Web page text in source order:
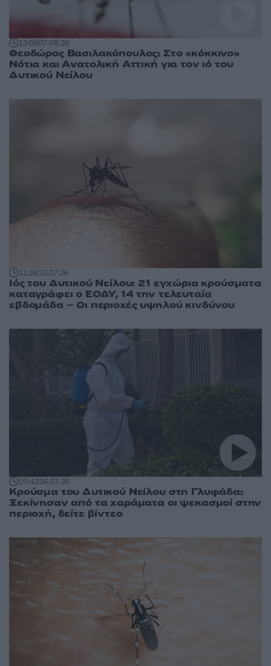
13:5507.08.26
Θεοδώρος Βασιλακόπουλος: Στο «κόκκινο»
Νότια και Ανατολική Αττική για τον ιό του
Δυτικού Νείλου
11:2623.07.26
Ιός του Δυτικού Νείλου: 21 εγχώρια κρούσματα
καταγράφει ο ΕΟΔΥ, 14 την τελευταία
εβδομάδα – Οι περιοχές υψηλού κινδύνου
07:4216.07.26
Κρούσμα του Δυτικού Νείλου στη Γλυφάδα:
Ξεκίνησαν από τα χαράματα οι ψεκασμοί στην
περιοχή, δείτε βίντεο